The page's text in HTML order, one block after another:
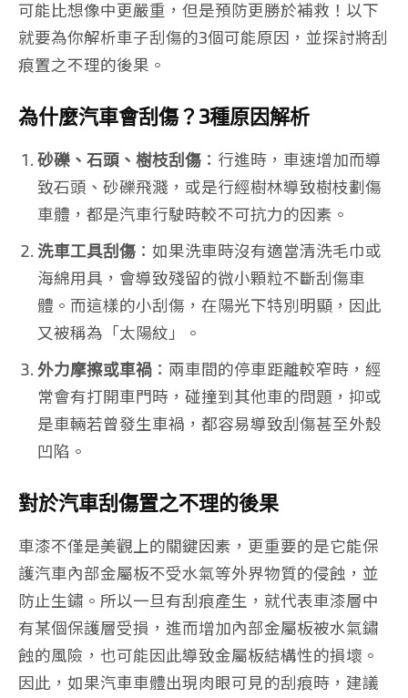
可能比想像中更嚴重，但是預防更勝於補救！以下
就要為你解析車子刮傷的3個可能原因，並探討將刮
痕置之不理的後果。
為什麼汽車會刮傷？3種原因解析
砂礫、石頭、樹枝刮傷 ：行進時，車速增加而導
致石頭、砂礫飛濺，或是行經樹林導致樹枝劃傷
車體，都是汽車行駛時較不可抗力的因素。
洗車工具刮傷 ：如果洗車時沒有適當清洗毛巾或
海綿用具，會導致殘留的微小顆粒不斷刮傷車
體。而這樣的小刮傷，在陽光下特別明顯，因此
又被稱為「太陽紋」。
外力摩擦或車禍 ：兩車間的停車距離較窄時，經
常會有打開車門時，碰撞到其他車的問題，抑或
是車輛若曾發生車禍，都容易導致刮傷甚至外殼
凹陷。
對於汽車刮傷置之不理的後果
車漆不僅是美觀上的關鍵因素，更重要的是它能保
護汽車內部金屬板不受水氣等外界物質的侵蝕，並
防止生鏽。所以一旦有刮痕產生，就代表車漆層中
有某個保護層受損，進而增加內部金屬板被水氣鏽
蝕的風險，也可能因此導致金屬板結構性的損壞。
因此，如果汽車車體出現肉眼可見的刮痕時，建議